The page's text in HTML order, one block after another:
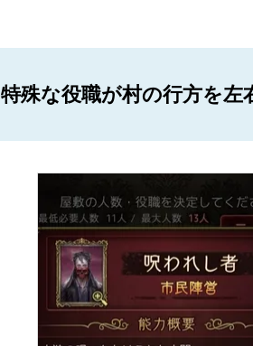
特殊な役職が村の行方を左